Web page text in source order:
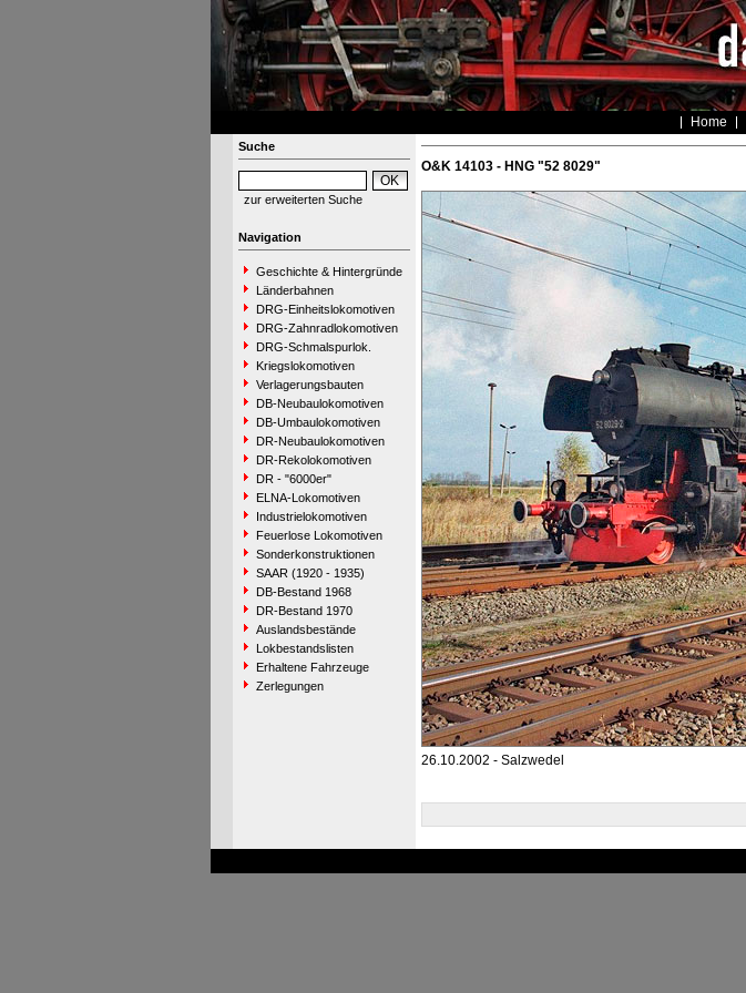
Home
Suche
zur erweiterten Suche
Navigation
Geschichte & Hintergründe
Länderbahnen
DRG-Einheitslokomotiven
DRG-Zahnradlokomotiven
DRG-Schmalspurlok.
Kriegslokomotiven
Verlagerungsbauten
DB-Neubaulokomotiven
DB-Umbaulokomotiven
DR-Neubaulokomotiven
DR-Rekolokomotiven
DR - "6000er"
ELNA-Lokomotiven
Industrielokomotiven
Feuerlose Lokomotiven
Sonderkonstruktionen
SAAR (1920 - 1935)
DB-Bestand 1968
DR-Bestand 1970
Auslandsbestände
Lokbestandslisten
Erhaltene Fahrzeuge
Zerlegungen
O&K 14103 - HNG "52 8029"
26.10.2002 - Salzwedel